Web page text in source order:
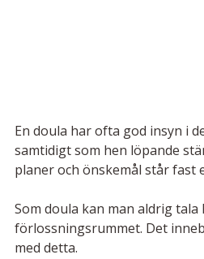
En doula har ofta god insyn i
samtidigt som hen löpande
planer och önskemål står fast
Som doula kan man aldrig
förlossningsrummet. Det
med detta.